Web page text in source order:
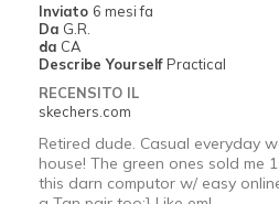
Width
Sizing
Feels true to
View On Shoes
Inviato 6 mesi fa
Da G.R.
da CA
Describe Yourself Practical
RECENSITO IL
skechers.com
Retired dude. Casual everyday
house! The green ones sold me
this darn computor w/ easy